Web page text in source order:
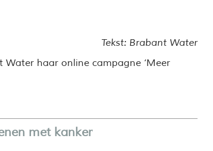
Tekst: Brabant Water
haar online campagne ‘Meer
met kanker